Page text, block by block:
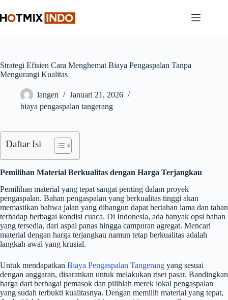
to
content
Strategi Efisien Cara Menghemat Biaya Pengaspalan Tanpa
Mengurangi Kualitas
langen
Januari 21, 2026
biaya pengaspalan tangerang
Daftar Isi
Pemilihan Material Berkualitas dengan Harga Terjangkau
Pemilihan material yang tepat sangat penting dalam proyek
pengaspalan. Bahan pengaspalan yang berkualitas tinggi akan
memastikan bahwa jalan yang dibangun dapat bertahan lama dan tahan
terhadap berbagai kondisi cuaca. Di Indonesia, ada banyak opsi bahan
yang tersedia, dari aspal panas hingga campuran agregat. Mencari
material dengan harga terjangkau namun tetap berkualitas adalah
langkah awal yang krusial.
Untuk mendapatkan Biaya Pengaspalan Tangerang yang sesuai
dengan anggaran, disarankan untuk melakukan riset pasar. Bandingkan
harga dari berbagai pemasok dan pilihlah merek lokal pengaspalan
yang sudah terbukti kualitasnya. Dengan memilih material yang tepat,